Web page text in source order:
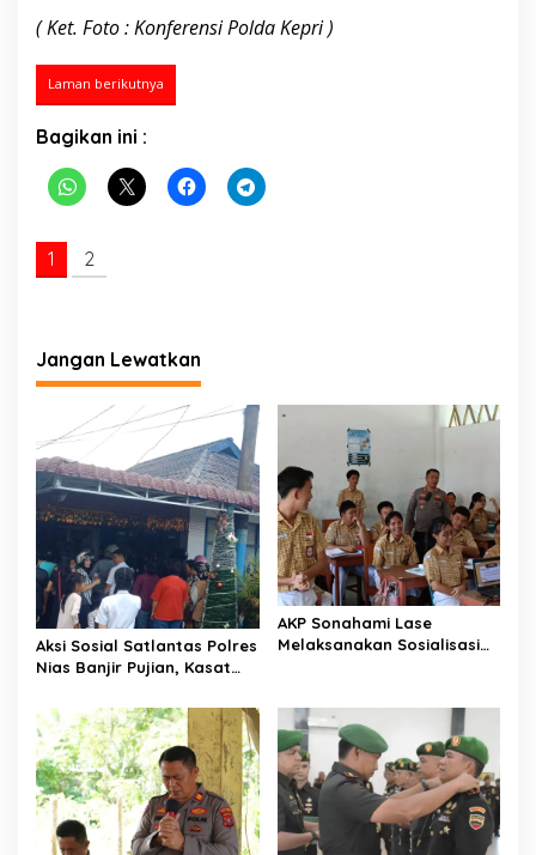
g
( Ket. Foto : Konferensi Polda Kepri )
Laman berikutnya
Bagikan ini :
1 2
Jangan Lewatkan
Aksi Sosial Satlantas Polres
Nias Banjir Pujian, Kasat
Bagikan 1.000 Dus Kopi
Fresco untuk Warga di
Tengah Sulitnya Ekonomi
AKP Sonahami Lase
Melaksanakan Sosialisasi
Selatan